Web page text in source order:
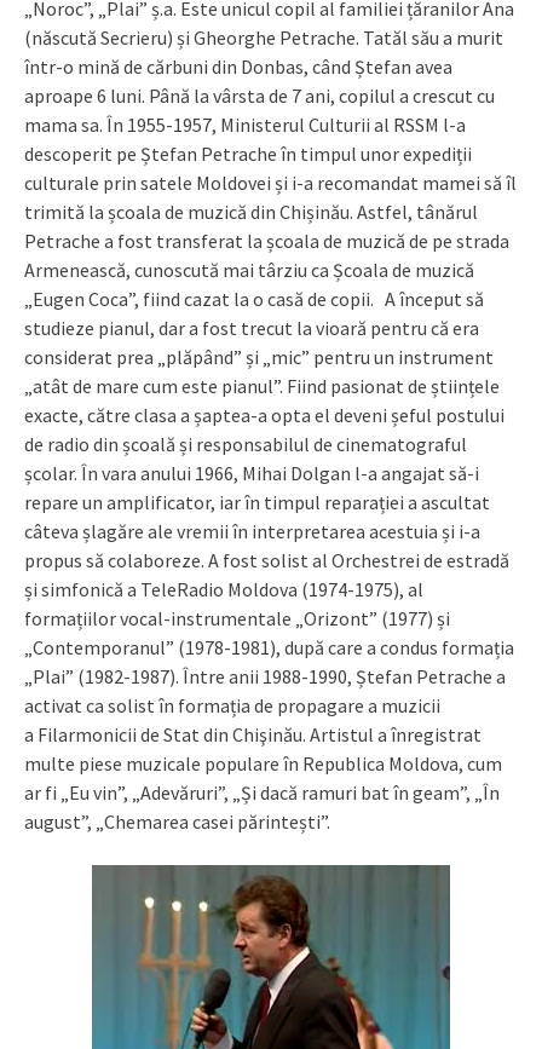
„Noroc”, „Plai” ș.a. Este unicul copil al familiei țăranilor Ana
(născută Secrieru) și Gheorghe Petrache. Tatăl său a murit
într-o mină de cărbuni din Donbas, când Ștefan avea
aproape 6 luni. Până la vârsta de 7 ani, copilul a crescut cu
mama sa. În 1955-1957, Ministerul Culturii al RSSM l-a
descoperit pe Ștefan Petrache în timpul unor expediții
culturale prin satele Moldovei și i-a recomandat mamei să îl
trimită la școala de muzică din Chișinău. Astfel, tânărul
Petrache a fost transferat la școala de muzică de pe strada
Armenească, cunoscută mai târziu ca Școala de muzică
„Eugen Coca”, fiind cazat la o casă de copii. A început să
studieze pianul, dar a fost trecut la vioară pentru că era
considerat prea „plăpând” și „mic” pentru un instrument
„atât de mare cum este pianul”. Fiind pasionat de științele
exacte, către clasa a șaptea-a opta el deveni șeful postului
de radio din școală și responsabilul de cinematograful
școlar. În vara anului 1966, Mihai Dolgan l-a angajat să-i
repare un amplificator, iar în timpul reparației a ascultat
câteva șlagăre ale vremii în interpretarea acestuia și i-a
propus să colaboreze. A fost solist al Orchestrei de estradă
și simfonică a TeleRadio Moldova (1974-1975), al
formațiilor vocal-instrumentale „Orizont” (1977) și
„Contemporanul” (1978-1981), după care a condus formația
„Plai” (1982-1987). Între anii 1988-1990, Ștefan Petrache a
activat ca solist în formația de propagare a muzicii
a Filarmonicii de Stat din Chişinău. Artistul a înregistrat
multe piese muzicale populare în Republica Moldova, cum
ar fi „Eu vin”, „Adevăruri”, „Și dacă ramuri bat în geam”, „În
august”, „Chemarea casei părintești”.